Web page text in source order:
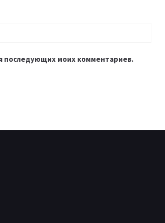
последующих моих комментариев.